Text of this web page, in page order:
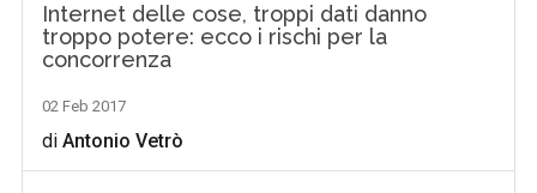
Internet delle cose, troppi dati danno
troppo potere: ecco i rischi per la
concorrenza
02 Feb 2017
diAntonio Vetrò